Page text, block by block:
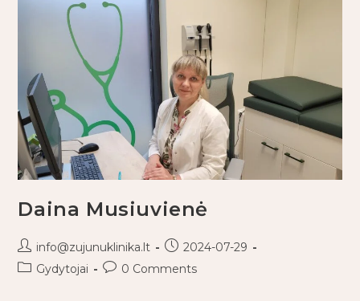
Daina Musiuvienė
info@zujunuklinika.lt
2024-07-29
Gydytojai
0 Comments